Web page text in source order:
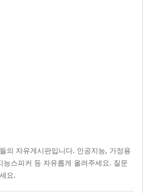
의 자유게시판입니다. 인공지능, 가정용
능스피커 등 자유롭게 올려주세요. 질문
요.